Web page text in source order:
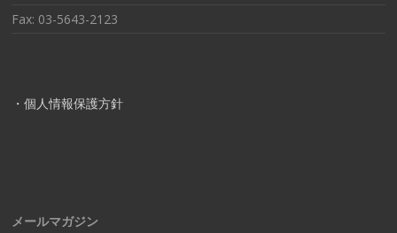
Fax: 03-5643-2123
・個人情報保護方針
メールマガジン